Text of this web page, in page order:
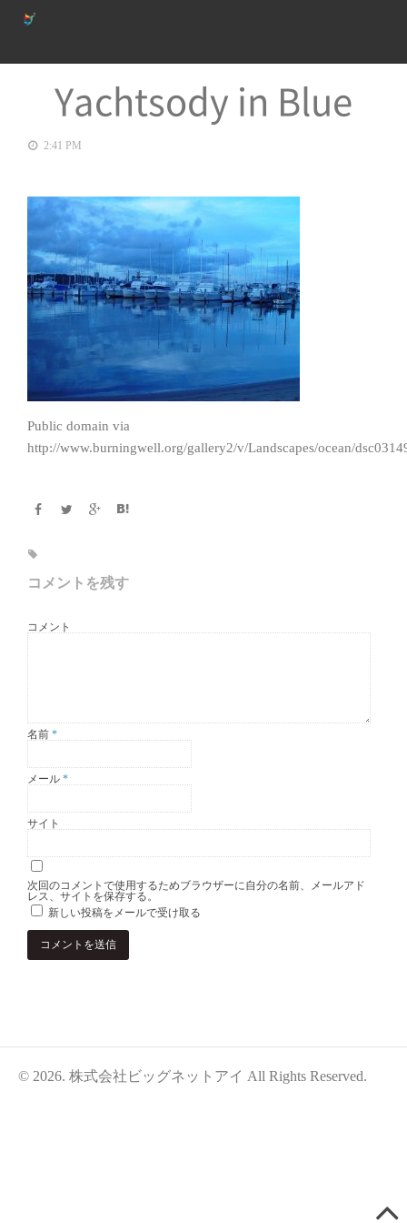
Yachtsody in Blue
2:41 PM
Public domain via
http://www.burningwell.org/gallery2/v/Landscapes/ocean/
コメントを残す
コメント
名前 *
メール *
サイト
次回のコメントで使用するためブラウザーに自分の名前、メールアド
レス、サイトを保存する。
新しい投稿をメールで受け取る
© 2026. 株式会社ビッグネットアイ All Rights Reserved.